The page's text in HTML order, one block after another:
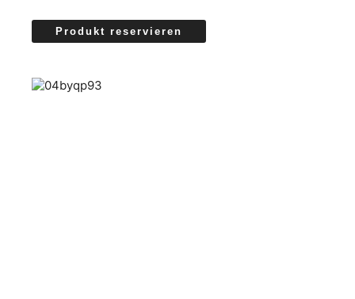
Produkt reservieren